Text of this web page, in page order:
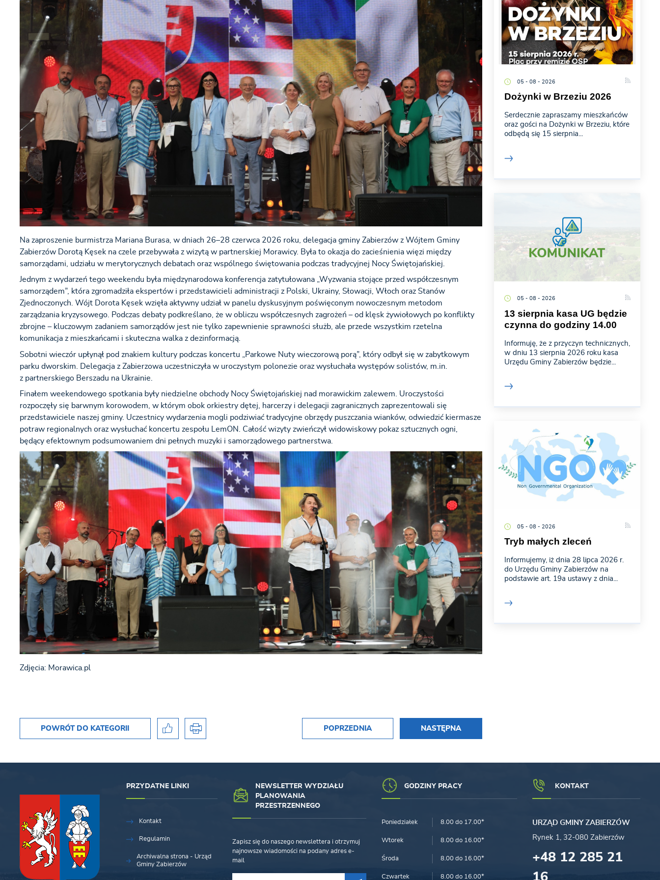
Na zaproszenie burmistrza Mariana Burasa, w dniach 26–28 czerwca 2026 roku, delegacja gminy Zabierzów z Wójtem Gminy
Zabierzów Dorotą Kęsek na czele przebywała z wizytą w partnerskiej Morawicy. Była to okazja do zacieśnienia więzi między
samorządami, udziału w merytorycznych debatach oraz wspólnego świętowania podczas tradycyjnej Nocy Świętojańskiej.
Jednym z wydarzeń tego weekendu była międzynarodowa konferencja zatytułowana „Wyzwania stojące przed współczesnym
samorządem”, która zgromadziła ekspertów i przedstawicieli administracji z Polski, Ukrainy, Słowacji, Włoch oraz Stanów
Zjednoczonych. Wójt Dorota Kęsek wzięła aktywny udział w panelu dyskusyjnym poświęconym nowoczesnym metodom
zarządzania kryzysowego. Podczas debaty podkreślano, że w obliczu współczesnych zagrożeń – od klęsk żywiołowych po konflikty
zbrojne – kluczowym zadaniem samorządów jest nie tylko zapewnienie sprawności służb, ale przede wszystkim rzetelna
komunikacja z mieszkańcami i skuteczna walka z dezinformacją.
Sobotni wieczór upłynął pod znakiem kultury podczas koncertu „Parkowe Nuty wieczorową porą”, który odbył się w zabytkowym
parku dworskim. Delegacja z Zabierzowa uczestniczyła w uroczystym polonezie oraz wysłuchała występów solistów, m.in.
z partnerskiego Berszadu na Ukrainie.
Finałem weekendowego spotkania były niedzielne obchody Nocy Świętojańskiej nad morawickim zalewem. Uroczystości
rozpoczęły się barwnym korowodem, w którym obok orkiestry dętej, harcerzy i delegacji zagranicznych zaprezentowali się
przedstawiciele naszej gminy. Uczestnicy wydarzenia mogli podziwiać tradycyjne obrzędy puszczania wianków, odwiedzić kiermasze
potraw regionalnych oraz wysłuchać koncertu zespołu LemON. Całość wizyty zwieńczył widowiskowy pokaz sztucznych ogni,
będący efektownym podsumowaniem dni pełnych muzyki i samorządowego partnerstwa.
Zdjęcia: Morawica.pl
POWRÓT DO KATEGORII POPRZEDNIA NASTĘPNA
05 - 08 - 2026
Dożynki w Brzeziu 2026
Serdecznie zapraszamy mieszkańców
oraz gości na Dożynki w Brzeziu, które
odbędą się 15 sierpnia...
05 - 08 - 2026
13 sierpnia kasa UG będzie
czynna do godziny 14.00
Informuję, że z przyczyn technicznych,
w dniu 13 sierpnia 2026 roku kasa
Urzędu Gminy Zabierzów będzie...
05 - 08 - 2026
Tryb małych zleceń
Informujemy, iż dnia 28 lipca 2026 r.
do Urzędu Gminy Zabierzów na
podstawie art. 19a ustawy z dnia...
PRZYDATNE LINKI
Kontakt
Regulamin
Archiwalna strona - Urząd
Gminy Zabierzów
NEWSLETTER WYDZIAŁU
PLANOWANIA
PRZESTRZENNEGO
Zapisz się do naszego newslettera i otrzymuj
najnowsze wiadomości na podany adres e-
mail
GODZINY PRACY
Poniedziałek 8.00 do 17.00*
Wtorek 8.00 do 16.00*
Środa 8.00 do 16.00*
Czwartek 8.00 do 16.00*
KONTAKT
URZĄD GMINY ZABIERZÓW
Rynek 1, 32-080 Zabierzów
+48 12 285 21
16